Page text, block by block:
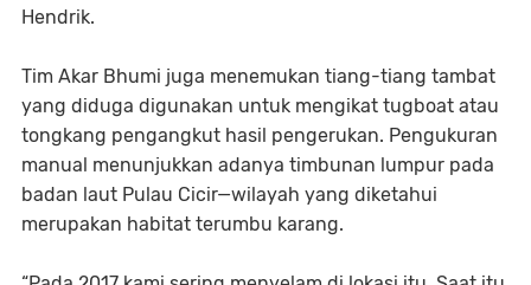
Hendrik.
Tim Akar Bhumi juga menemukan tiang-tiang tambat
yang diduga digunakan untuk mengikat tugboat atau
tongkang pengangkut hasil pengerukan. Pengukuran
manual menunjukkan adanya timbunan lumpur pada
badan laut Pulau Cicir—wilayah yang diketahui
merupakan habitat terumbu karang.